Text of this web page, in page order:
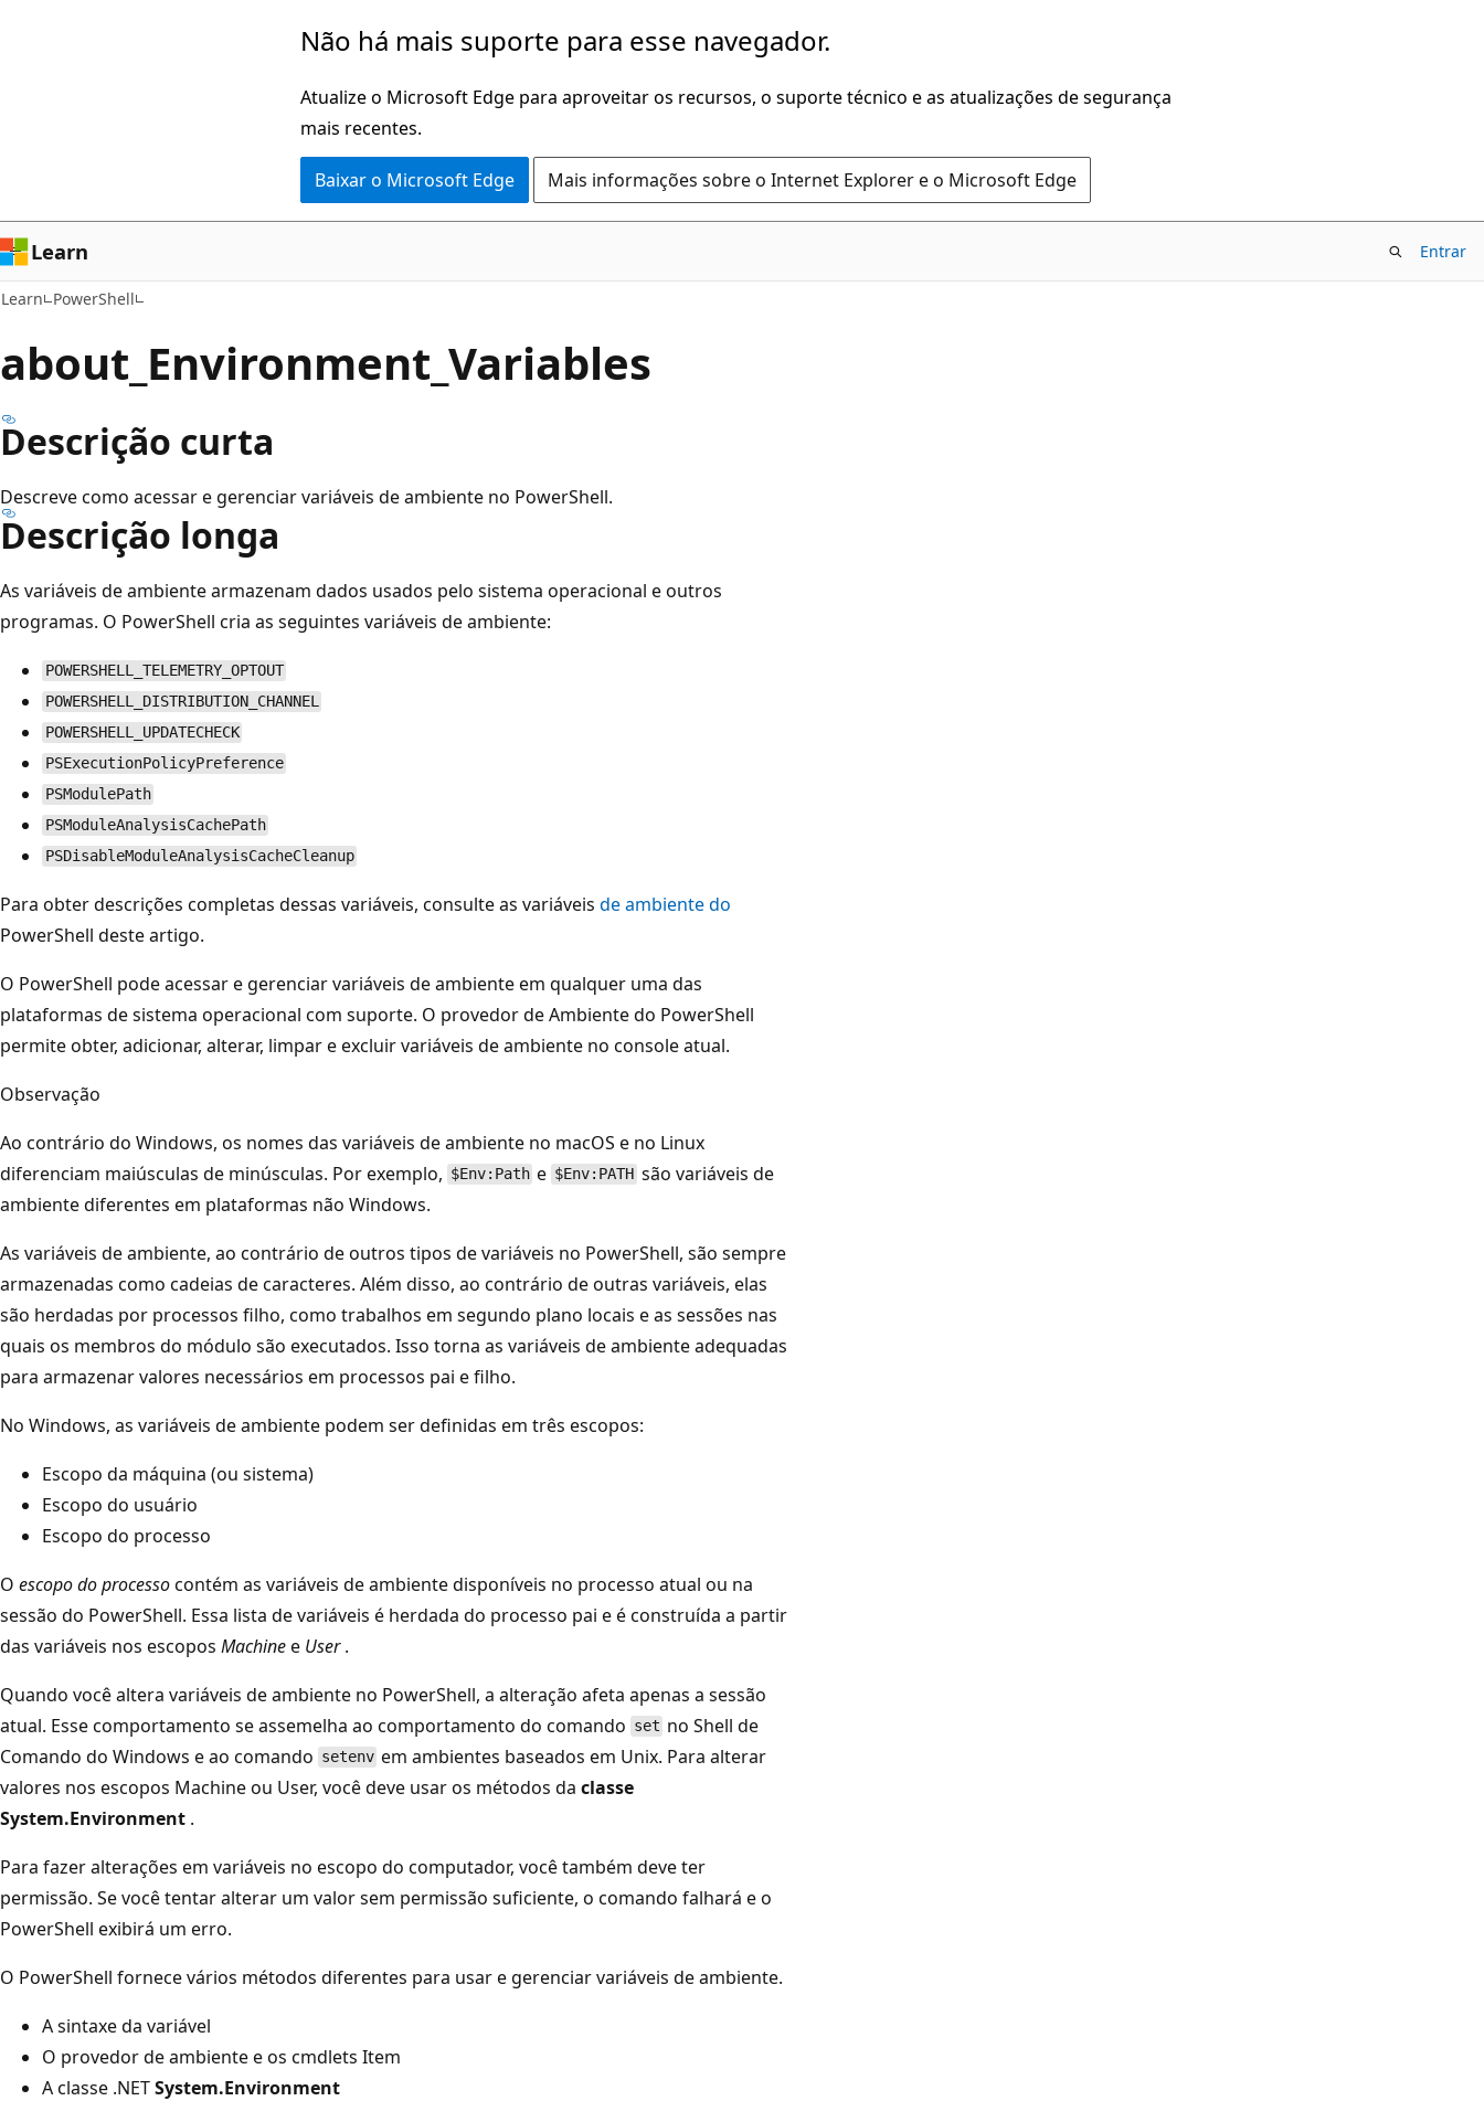
Não há mais suporte para esse navegador.
Atualize o Microsoft Edge para aproveitar os recursos, o suporte técnico e as atualizações de segurança
mais recentes.
Baixar o Microsoft Edge Mais informações sobre o Internet Explorer e o Microsoft Edge
Learn Entrar
Learn PowerShell
about_Environment_Variables
Descrição curta
Descreve como acessar e gerenciar variáveis de ambiente no PowerShell.
Descrição longa
As variáveis de ambiente armazenam dados usados pelo sistema operacional e outros
programas. O PowerShell cria as seguintes variáveis de ambiente:
POWERSHELL_TELEMETRY_OPTOUT
POWERSHELL_DISTRIBUTION_CHANNEL
POWERSHELL_UPDATECHECK
PSExecutionPolicyPreference
PSModulePath
PSModuleAnalysisCachePath
PSDisableModuleAnalysisCacheCleanup
Para obter descrições completas dessas variáveis, consulte as variáveis de ambiente do
PowerShell deste artigo.
O PowerShell pode acessar e gerenciar variáveis de ambiente em qualquer uma das
plataformas de sistema operacional com suporte. O provedor de Ambiente do PowerShell
permite obter, adicionar, alterar, limpar e excluir variáveis de ambiente no console atual.
Observação
Ao contrário do Windows, os nomes das variáveis de ambiente no macOS e no Linux
diferenciam maiúsculas de minúsculas. Por exemplo, $Env:Path e $Env:PATH são variáveis de
ambiente diferentes em plataformas não Windows.
As variáveis de ambiente, ao contrário de outros tipos de variáveis no PowerShell, são sempre
armazenadas como cadeias de caracteres. Além disso, ao contrário de outras variáveis, elas
são herdadas por processos filho, como trabalhos em segundo plano locais e as sessões nas
quais os membros do módulo são executados. Isso torna as variáveis de ambiente adequadas
para armazenar valores necessários em processos pai e filho.
No Windows, as variáveis de ambiente podem ser definidas em três escopos:
Escopo da máquina (ou sistema)
Escopo do usuário
Escopo do processo
O escopo do processocontém as variáveis de ambiente disponíveis no processo atual ou na
sessão do PowerShell. Essa lista de variáveis é herdada do processo pai e é construída a partir
das variáveis nos escopos Machinee User.
Quando você altera variáveis de ambiente no PowerShell, a alteração afeta apenas a sessão
atual. Esse comportamento se assemelha ao comportamento do comando set no Shell de
Comando do Windows e ao comando setenv em ambientes baseados em Unix. Para alterar
valores nos escopos Machine ou User, você deve usar os métodos da classe
System.Environment .
Para fazer alterações em variáveis no escopo do computador, você também deve ter
permissão. Se você tentar alterar um valor sem permissão suficiente, o comando falhará e o
PowerShell exibirá um erro.
O PowerShell fornece vários métodos diferentes para usar e gerenciar variáveis de ambiente.
A sintaxe da variável
O provedor de ambiente e os cmdlets Item
A classe .NETSystem.Environment